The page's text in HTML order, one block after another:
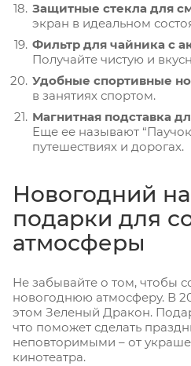
Защитные стекла для
экран в идеальном
Фильтр для чайника с
Получайте чистую и
Удобные спортивные
в занятиях спортом.
Магнитная подставка
Еще ее называют
путешествиях и дорогах.
Новогодний
подарки для
атмосферы
Не забывайте о том, чтобы
новогоднюю атмосферу. В
этом Зеленый Дракон.
что поможет сделать
неповторимыми – от
кинотеатра.